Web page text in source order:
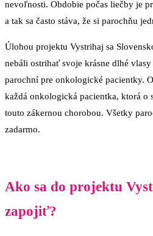
nevoľnosti. Obdobie počas liečby je
a tak sa často stáva, že si parochňu
Úlohou projektu Vystrihaj sa
nebáli ostrihať svoje krásne dlhé
parochní pre onkologické pacientky.
každá onkologická pacientka, ktorá o
touto zákernou chorobou. Všetky
zadarmo.
Ako sa do projektu
zapojiť?